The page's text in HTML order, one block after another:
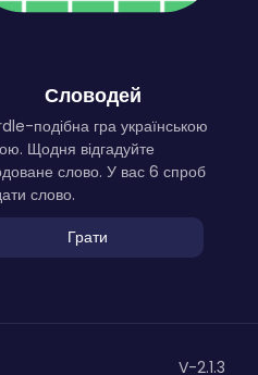
Словодей
подібна гра українською
Щодня відгадуйте
слово. У вас 6 спроб
слово.
Грати
V-2.1.3